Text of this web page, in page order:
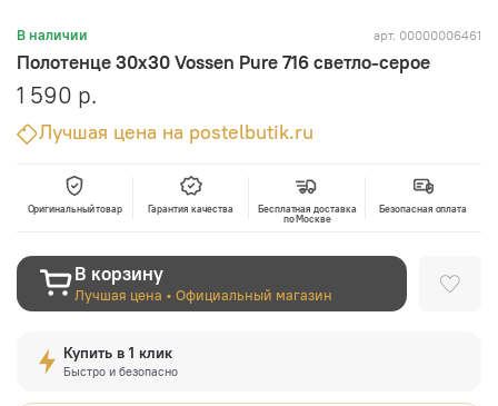
В наличии арт. 00000006461
Полотенце 30х30 Vossen Pure 716 светло-серое
1 590 р.
Лучшая цена на postelbutik.ru
Оригинальный товар Гарантия качества
Бесплатная доставка
по Москве
Безопасная оплата
В корзину
Лучшая цена • Официальный магазин
Купить в 1 клик
Быстро и безопасно